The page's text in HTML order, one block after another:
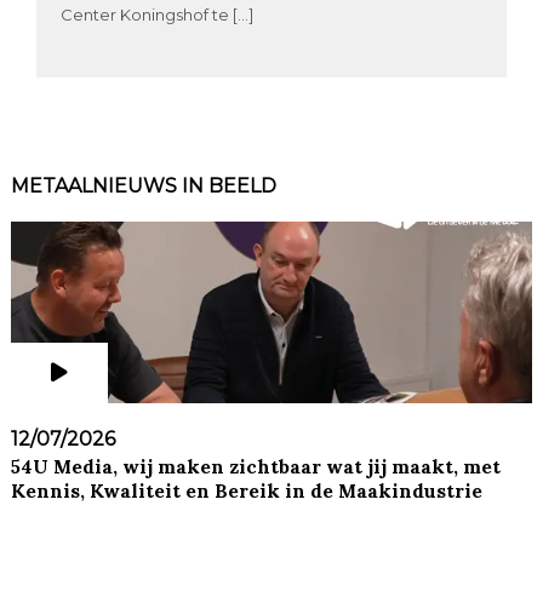
Center Koningshof te […]
METAALNIEUWS IN BEELD
12/07/2026
54U Media, wij maken zichtbaar wat jij maakt, met
Kennis, Kwaliteit en Bereik in de Maakindustrie